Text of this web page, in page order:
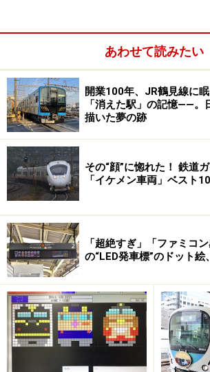
北海道には絶景が数多くあり、数を絞
など不可能に近いのだが、さいはての
トから選んでみよう。
稚内到着が近づくと海の向こうには利尻
る
まずは、最北端の駅・稚内へ向かう
だ。とりわけ、稚内へ到着する直前、
列車が日本海に躍り出て、海の向こう
見える瞬間が忘れられない。孤立した
る富士山型の山容が眼前に現れるシ
あわせて読みたい
開業100年、JR鶴見線に
「消えた駅」の記憶――。
描いた夢の跡
その“顔”に惚れた！ 鉄道
「イケメン車両」ベスト
「超絶すぎ」「ファミコ
の“LED発車標”のドット絵